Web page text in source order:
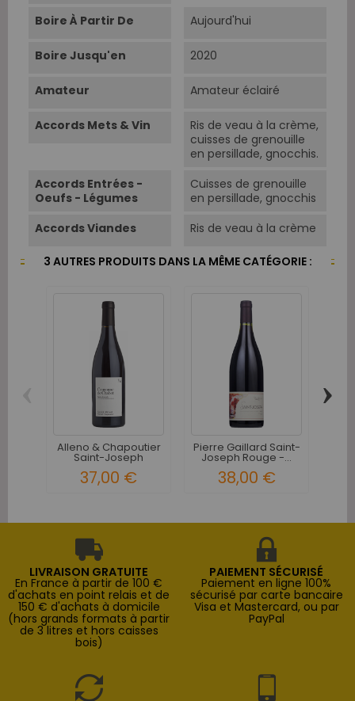
Boire À Partir De Aujourd'hui
Boire Jusqu'en 2020
Amateur Amateur éclairé
Accords Mets & Vin
Ris de veau à la crème,
cuisses de grenouille
en persillade, gnocchis.
Accords Entrées -
Oeufs - Légumes
Cuisses de grenouille
en persillade, gnocchis
Accords Viandes
Ris de veau à la crème
3 AUTRES PRODUITS DANS LA MÊME CATÉGORIE :
Alleno & Chapoutier
Saint-Joseph
Couronne...
37,00 €
Pierre Gaillard Saint-
Joseph Rouge -...
38,00 €
›
LIVRAISON GRATUITE
En France à partir de 100 €
d'achats en point relais et de
150 € d'achats à domicile
(hors grands formats à partir
de 3 litres et hors caisses
bois)
PAIEMENT SÉCURISÉ
Paiement en ligne 100%
sécurisé par carte bancaire
Visa et Mastercard, ou par
PayPal